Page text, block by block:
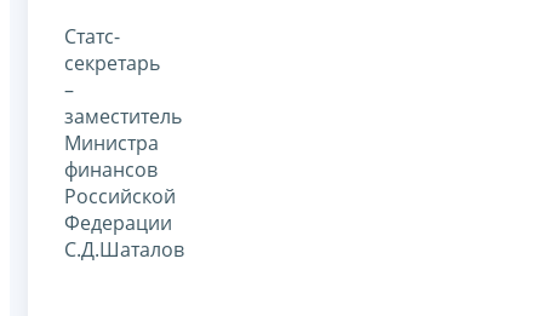
Статс-
секретарь
–
заместитель
Министра
финансов
Российской
Федерации
С.Д.Шаталов